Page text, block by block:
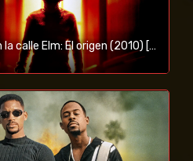
Pesadilla en la calle Elm: El origen (2010) [BR-RIP] [HD-1080p]